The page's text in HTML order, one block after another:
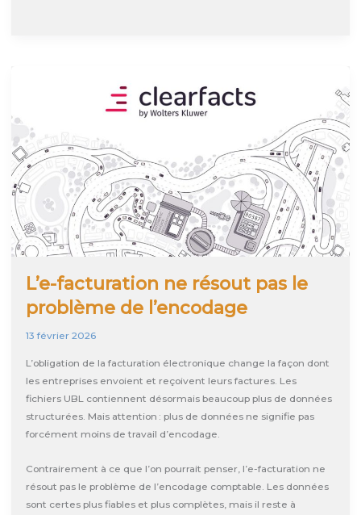
PME
L’e-facturation ne résout pas le
problème de l’encodage
13 février 2026
L’obligation de la facturation électronique change la façon dont
les entreprises envoient et reçoivent leurs factures. Les
fichiers UBL contiennent désormais beaucoup plus de données
structurées. Mais attention : plus de données ne signifie pas
forcément moins de travail d’encodage.
Contrairement à ce que l’on pourrait penser, l’e-facturation ne
résout pas le problème de l’encodage comptable. Les données
sont certes plus fiables et plus complètes, mais il reste à